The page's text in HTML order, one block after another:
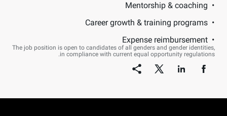
Mentorship & coaching
Career growth & training programs
Expense reimbursement
The job position is open to candidates of all genders and gender identities,
in compliance with current equal opportunity regulations.